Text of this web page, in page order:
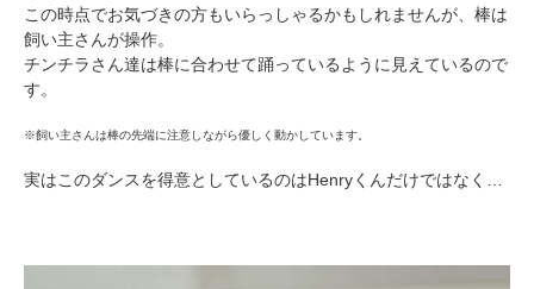
この時点でお気づきの方もいらっしゃるかもしれませんが、棒は
飼い主さんが操作。
チンチラさん達は棒に合わせて踊っているように見えているので
す。
※飼い主さんは棒の先端に注意しながら優しく動かしています。
実はこのダンスを得意としているのはHenryくんだけではなく…